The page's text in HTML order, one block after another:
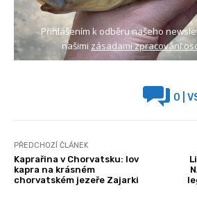
Přihlášením k odběru našeho
našimi zásadami zpracování
0 |
PŘEDCHOZÍ ČLÁNEK
Kaprařina v Chorvatsku: lov
kapra na krásném
chorvatském jezeře Zajarki